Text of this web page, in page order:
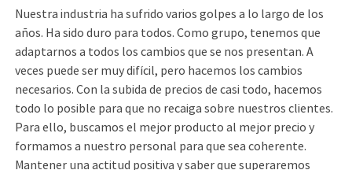
Nuestra industria ha sufrido varios golpes a lo largo de los
años. Ha sido duro para todos. Como grupo, tenemos que
adaptarnos a todos los cambios que se nos presentan. A
veces puede ser muy difícil, pero hacemos los cambios
necesarios. Con la subida de precios de casi todo, hacemos
todo lo posible para que no recaiga sobre nuestros clientes.
Para ello, buscamos el mejor producto al mejor precio y
formamos a nuestro personal para que sea coherente.
Mantener una actitud positiva y saber que superaremos